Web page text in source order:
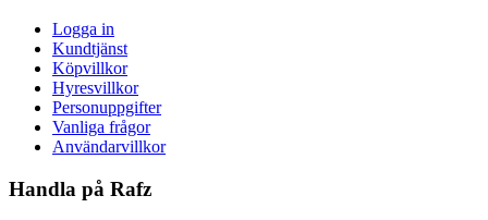
Logga in
Kundtjänst
Köpvillkor
Hyresvillkor
Personuppgifter
Vanliga frågor
Användarvillkor
Handla på Rafz